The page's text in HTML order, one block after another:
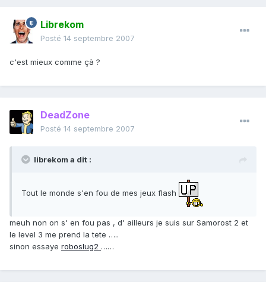
Librekom
Posté 14 septembre 2007
c'est mieux comme çà ?
DeadZone
Posté 14 septembre 2007
librekom a dit :
Tout le monde s'en fou de mes jeux flash
meuh non on s' en fou pas , d' ailleurs je suis sur Samorost 2 et
le level 3 me prend la tete …..
sinon essaye roboslug2 ……